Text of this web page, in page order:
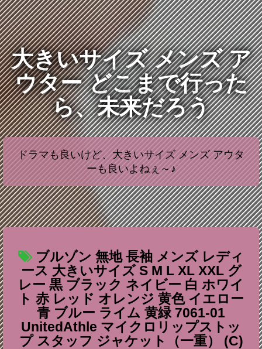
大きいサイズ メンズ ア
ウター どこまで行った
ら、未来だろう
ドラマも良いけど、大きいサイズ メンズ アウタ
ーも良いよねぇ～♪
ブルゾン 無地 長袖 メンズ レディ
ース 大きいサイズ S M L XL XXL グ
レー 黒 ブラック ネイビー 白 ホワイ
ト 赤 レッド オレンジ 黄色 イエロー
青 ブルー ライム 黄緑 7061-01
UnitedAthle マイクロリップストッ
プ スタッフ ジャケット（一重） (C)